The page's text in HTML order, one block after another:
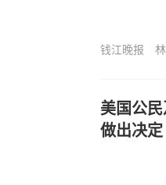
钱江晚报
美国公
做出决定